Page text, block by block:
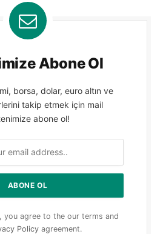
Abone Ol
borsa, dolar, euro altın ve
takip etmek için mail
abone ol!
you agree to the our terms and
Policy agreement.